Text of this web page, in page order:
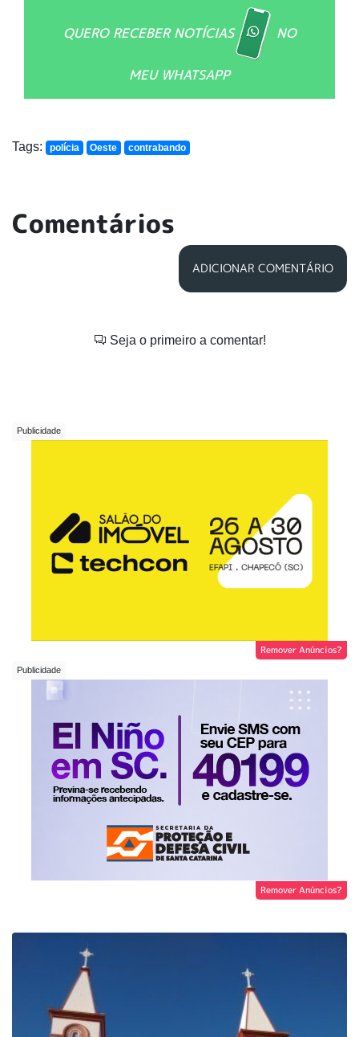
QUERO RECEBER NOTÍCIAS NO
MEU WHATSAPP
Tags: polícia Oeste contrabando
Comentários
ADICIONAR COMENTÁRIO
Seja o primeiro a comentar!
Remover Anúncios?
Remover Anúncios?